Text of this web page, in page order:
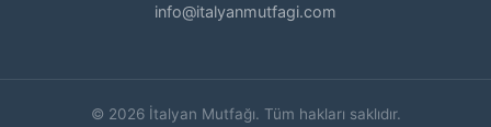
info@italyanmutfagi.com
© 2026 İtalyan Mutfağı. Tüm hakları saklıdır.